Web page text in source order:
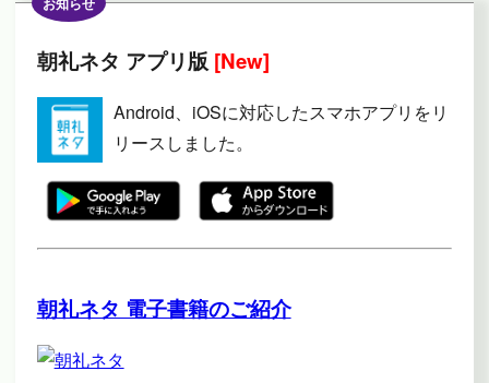
朝礼ネタ アプリ版 [New]
Android、iOSに対応したスマホアプリをリ
リースしました。
朝礼ネタ 電子書籍のご紹介